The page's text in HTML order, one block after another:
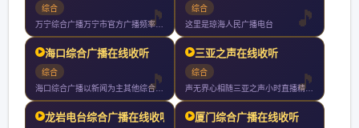
综合
万宁综合广播万宁市官方广播频率以新闻政务为核心多元传播讲好万
综合
这里是琼海人民广播电台
海口综合广播在线收听
综合
海口综合广播以新闻为主其他综合性资讯娱乐节目为辅每天档黄金时
三亚之声在线收听
综合
声无界心相随三亚之声小时直播精彩不断
龙岩电台综合广播在线收听 厦门综合广播在线收听